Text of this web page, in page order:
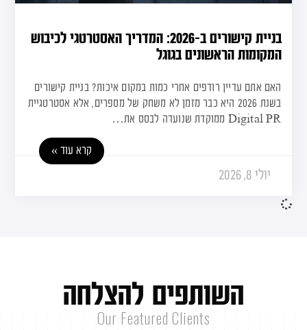
בניית קישורים ב-2026: המדריך האסטרטגי לכיבוש
המקומות הראשונים בגוגל
האם אתם עדיין רודפים אחרי כמות במקום איכות? בניית קישורים
בשנת 2026 היא כבר מזמן לא משחק של מספרים, אלא אסטרטגיית
Digital PR ממוקדת שנועדה לבסס את…
קרא עוד »
יולי 8, 2026
השותפים להצלחה
Our Featured Clients